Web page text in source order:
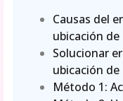
Causas del
ubicación
Solucionar
ubicación
Método 1: